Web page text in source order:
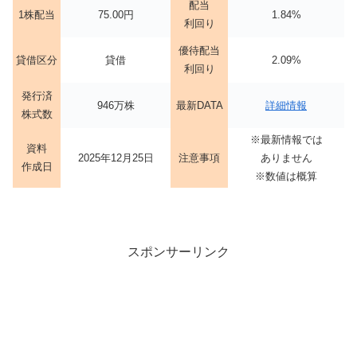
1株配当 75.00円
配当
利回り
1.84%
貸借区分 貸借
優待配当
利回り
2.09%
発行済
株式数
946万株 最新DATA 詳細情報
資料
作成日
2025年12月25日 注意事項
※最新情報では
ありません
※数値は概算
スポンサーリンク